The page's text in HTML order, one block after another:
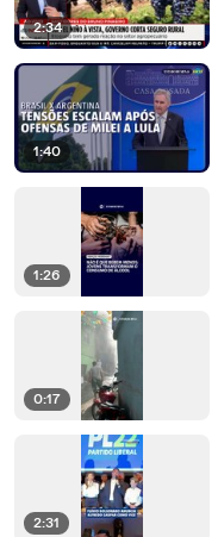
2:34
1:40
1:26
0:17
2:31